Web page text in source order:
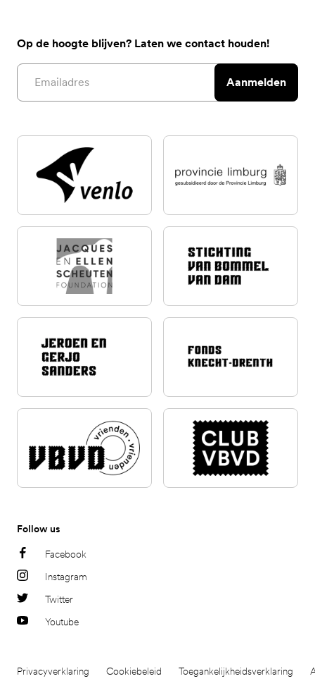
Op de hoogte blijven? Laten we contact houden!
Email address
Aanmelden
Follow us
Facebook
Instagram
Twitter
Youtube
Privacyverklaring Cookiebeleid Toegankelijkheidsverklaring